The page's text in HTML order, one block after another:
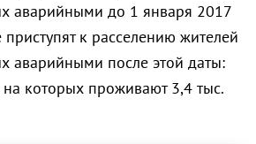
аварийными до 1 января 2017
приступят к расселению жителей
аварийными после этой даты:
на которых проживают 3,4 тыс.